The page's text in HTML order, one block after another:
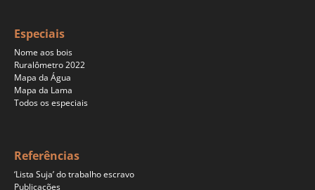
Especiais
Nome aos bois
Ruralômetro 2022
Mapa da Água
Mapa da Lama
Todos os especiais
Referências
‘Lista Suja’ do trabalho escravo
Publicações